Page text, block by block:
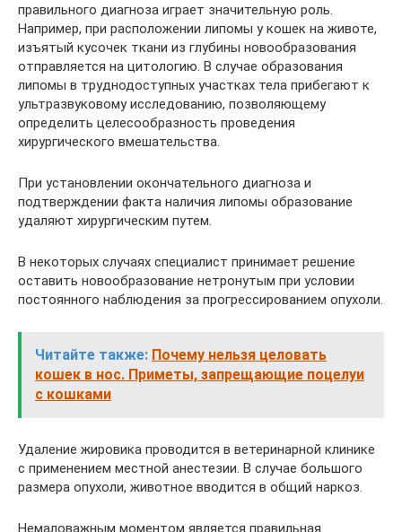
правильного диагноза играет значительную роль.
Например, при расположении липомы у кошек на животе,
изъятый кусочек ткани из глубины новообразования
отправляется на цитологию. В случае образования
липомы в труднодоступных участках тела прибегают к
ультразвуковому исследованию, позволяющему
определить целесообразность проведения
хирургического вмешательства.
При установлении окончательного диагноза и
подтверждении факта наличия липомы образование
удаляют хирургическим путем.
В некоторых случаях специалист принимает решение
оставить новообразование нетронутым при условии
постоянного наблюдения за прогрессированием опухоли.
Читайте также: Почему нельзя целовать
кошек в нос. Приметы, запрещающие поцелуи
с кошками
Удаление жировика проводится в ветеринарной клинике
с применением местной анестезии. В случае большого
размера опухоли, животное вводится в общий наркоз.
Немаловажным моментом является правильная